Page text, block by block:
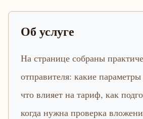
Об услуге
На странице собраны
отправителя: какие
что влияет на тариф, как
когда нужна проверка